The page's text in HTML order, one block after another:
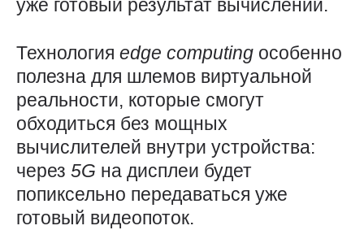
уже готовый результат вычислений.
Технология edge computing особенно
полезна для шлемов виртуальной
реальности, которые смогут
обходиться без мощных
вычислителей внутри устройства:
через 5G на дисплеи будет
попиксельно передаваться уже
готовый видеопоток.